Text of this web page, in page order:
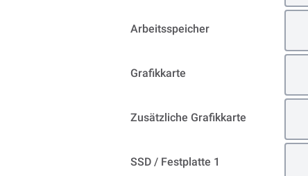
Arbeitsspeicher
Grafikkarte
Zusätzliche Grafikkarte
SSD / Festplatte 1